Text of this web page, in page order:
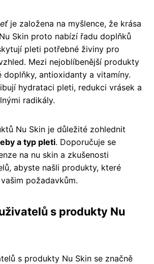
je založena na myšlence, že krása
Skin proto nabízí řadu doplňků
pleti potřebné živiny pro
Mezi nejoblíbenější produkty
doplňky, antioxidanty a vitamíny.
hydrataci pleti, redukci vrásek a
radikály.
Nu Skin je důležité zohlednit
a typ pleti. Doporučuje se
na nu skin a zkušenosti
abyste našli produkty, které
požadavkům.
s produkty Nu
s produkty Nu Skin se značně